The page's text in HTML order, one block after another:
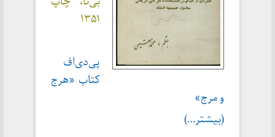
۱۳۵۱
پی‌دی‌اف
کتاب «هرج
و مرج»
(بیشتر…)